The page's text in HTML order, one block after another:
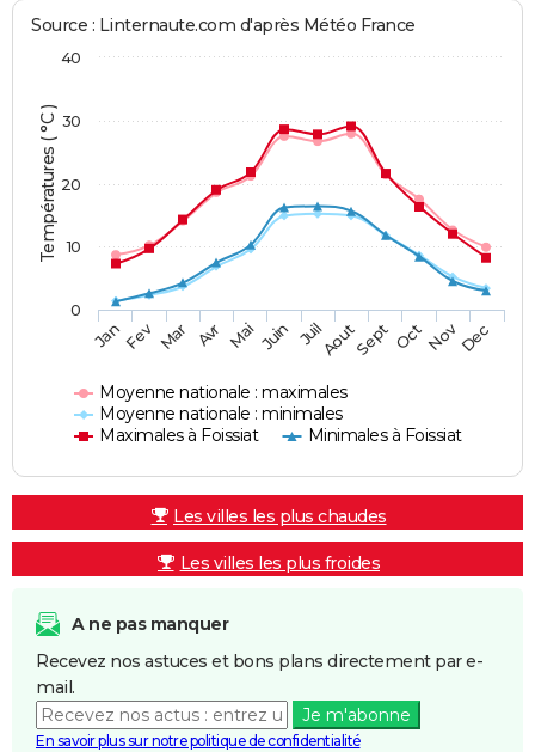
Températures ( °C )
Source : Linternaute.com d'après Météo France
Moyenne nationale : maximales
Moyenne nationale : minimales
Maximales à Foissiat
Minimales à Foissiat
JanFev Mar Avr Mai Juin JuilAoutSept OctNovDec
0
10
20
30
40
Les villes les plus chaudes
Les villes les plus froides
A ne pas manquer
Recevez nos astuces et bons plans directement par e-
mail.
Je m'abonne
En savoir plus sur notre politique de confidentialité